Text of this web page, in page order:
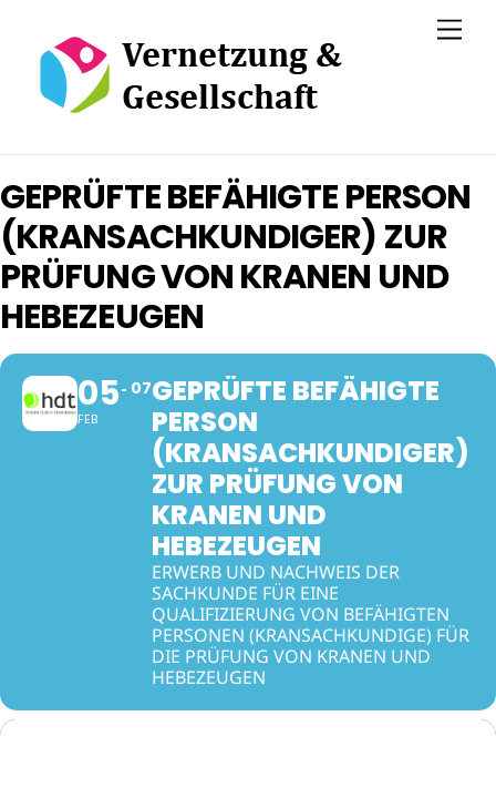
content
GEPRÜFTE BEFÄHIGTE PERSON
(KRANSACHKUNDIGER) ZUR
PRÜFUNG VON KRANEN UND
HEBEZEUGEN
05
FEB
07GEPRÜFTE BEFÄHIGTE
PERSON
(KRANSACHKUNDIGER)
ZUR PRÜFUNG VON
KRANEN UND
HEBEZEUGEN
ERWERB UND NACHWEIS DER
SACHKUNDE FÜR EINE
QUALIFIZIERUNG VON BEFÄHIGTEN
PERSONEN (KRANSACHKUNDIGE) FÜR
DIE PRÜFUNG VON KRANEN UND
HEBEZEUGEN